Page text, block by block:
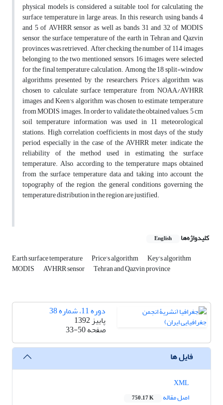
physical models is considered a suitable tool for calculating the
surface temperature in large areas. In this research, using bands 4
and 5 of AVHRR sensor as well as bands 31 and 32 of MODIS
sensor, the surface temperature of the earth in Tehran and Qazvin
provinces was retrieved. After checking the number of 114 images
belonging to the two mentioned sensors, 16 images were selected
for the final temperature calculation. Among the 18 split-window
algorithms presented by the researchers, Price's algorithm was
chosen to calculate surface temperature from NOAA/AVHRR
images and Keen's algorithm was chosen to estimate temperature
from MODIS images. In order to validate the obtained values, 5 cm
soil temperature information was used in 11 meteorological
stations. High correlation coefficients in most days of the study
period, especially in the case of the AVHRR meter, indicate the
reliability of the method used in estimating the surface
temperature. Also, according to the temperature maps obtained
from the surface temperature data and taking into account the
topography of the region, the general conditions governing the
temperature distribution in the region are justified.
کلیدواژه‌ها English
Earth surface temperature Price's algorithm Key's algorithm
MODIS AVHRR sensor Tehran and Qazvin province
دوره 11، شماره 38
پاییز 1392
صفحه33-50
فایل ها
اصل مقاله
750.17 K